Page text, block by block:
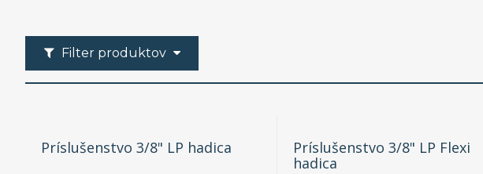
Filter produktov
Príslušenstvo 3/8" LP hadica
Príslušenstvo 3/8" LP Flexi
hadica